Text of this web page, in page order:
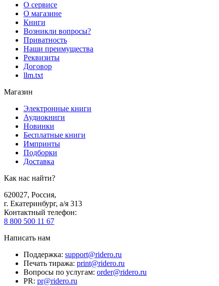
О сервисе
О магазине
Книги
Возникли вопросы?
Приватность
Наши преимущества
Реквизиты
Договор
llm.txt
Магазин
Электронные книги
Аудиокниги
Новинки
Бесплатные книги
Импринты
Подборки
Доставка
Как нас найти?
620027, Россия,
г. Екатеринбург, а/я 313
Контактный телефон:
8 800 500 11 67
Написать нам
Поддержка: support@ridero.ru
Печать тиража: print@ridero.ru
Вопросы по услугам: order@ridero.ru
PR: pr@ridero.ru